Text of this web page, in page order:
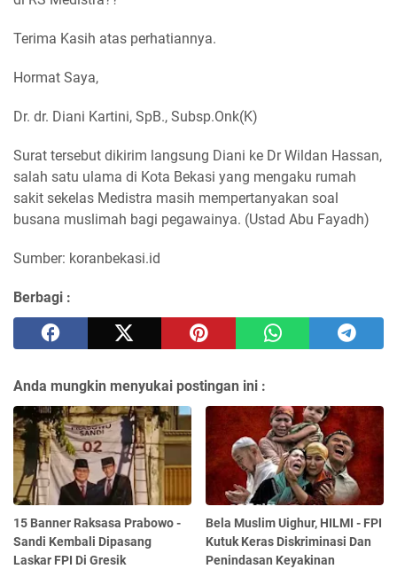
Terima Kasih atas perhatiannya.
Hormat Saya,
Dr. dr. Diani Kartini, SpB., Subsp.Onk(K)
Surat tersebut dikirim langsung Diani ke Dr Wildan Hassan,
salah satu ulama di Kota Bekasi yang mengaku rumah
sakit sekelas Medistra masih mempertanyakan soal
busana muslimah bagi pegawainya. (Ustad Abu Fayadh)
Sumber: koranbekasi.id
Berbagi :
Anda mungkin menyukai postingan ini :
15 Banner Raksasa Prabowo -
Sandi Kembali Dipasang
Laskar FPI Di Gresik
Bela Muslim Uighur, HILMI - FPI
Kutuk Keras Diskriminasi Dan
Penindasan Keyakinan